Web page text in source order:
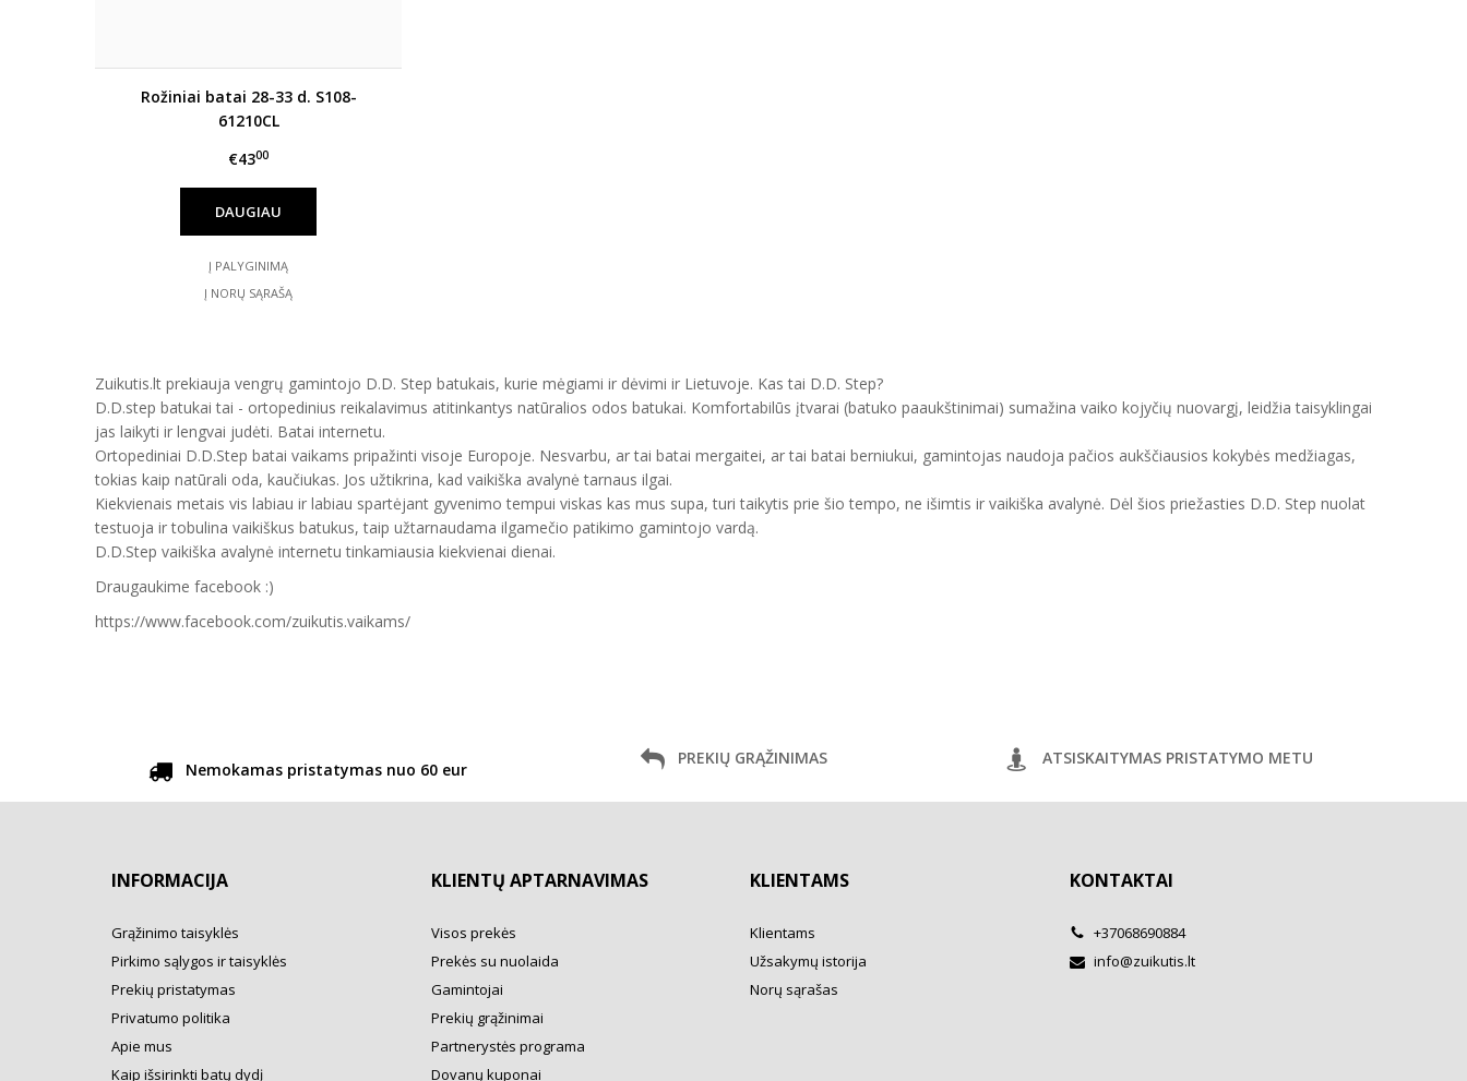
Rožiniai batai 28-33 d. S108-
61210CL
€4300
DAUGIAU
Į PALYGINIMĄ
Į NORŲ SĄRAŠĄ
Zuikutis.lt prekiauja vengrų gamintojo D.D. Step batukais, kurie mėgiami ir dėvimi ir Lietuvoje. Kas tai D.D. Step?
D.D.step batukai tai - ortopedinius reikalavimus atitinkantys natūralios odos batukai. Komfortabilūs įtvarai (batuko paaukštinimai) sumažina vaiko kojyčių nuovargį, leidžia taisyklingai
jas laikyti ir lengvai judėti. Batai internetu.
Ortopediniai D.D.Step batai vaikams pripažinti visoje Europoje. Nesvarbu, ar tai batai mergaitei, ar tai batai berniukui, gamintojas naudoja pačios aukščiausios kokybės medžiagas,
tokias kaip natūrali oda, kaučiukas. Jos užtikrina, kad vaikiška avalynė tarnaus ilgai.
Kiekvienais metais vis labiau ir labiau spartėjant gyvenimo tempui viskas kas mus supa, turi taikytis prie šio tempo, ne išimtis ir vaikiška avalynė. Dėl šios priežasties D.D. Step nuolat
testuoja ir tobulina vaikiškus batukus, taip užtarnaudama ilgamečio patikimo gamintojo vardą.
D.D.Step vaikiška avalynė internetu tinkamiausia kiekvienai dienai.
Draugaukime facebook :)
https://www.facebook.com/zuikutis.vaikams/
Nemokamas pristatymas nuo 60 eur
PREKIŲ GRĄŽINIMAS ATSISKAITYMAS PRISTATYMO METU
INFORMACIJA
Grąžinimo taisyklės
Pirkimo sąlygos ir taisyklės
Prekių pristatymas
Privatumo politika
Apie mus
Kaip išsirinkti batų dydį
KLIENTŲ APTARNAVIMAS
Visos prekės
Prekės su nuolaida
Gamintojai
Prekių grąžinimai
Partnerystės programa
Dovanų kuponai
KLIENTAMS
Klientams
Užsakymų istorija
Norų sąrašas
KONTAKTAI
+37068690884
info@zuikutis.lt